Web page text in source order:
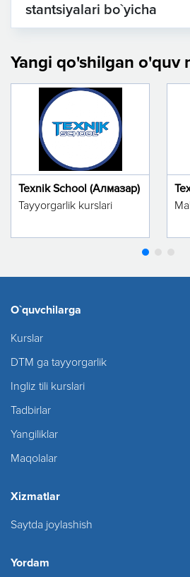
stantsiyalari bo`yicha
Yangi qo'shilgan o'quv
Texnik School (Алмазар)
Tayyorgarlik kurslari
O`quvchilarga
Kurslar
DTM ga tayyorgarlik
Ingliz tili kurslari
Tadbirlar
Yangiliklar
Maqolalar
Xizmatlar
Saytda joylashish
Yordam